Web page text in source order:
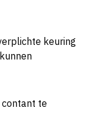
keuring
te